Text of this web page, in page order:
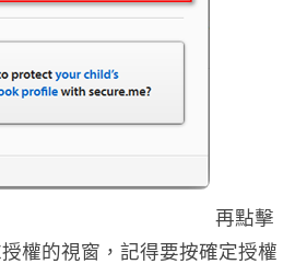
再點擊
權的視窗，記得要按確定授權